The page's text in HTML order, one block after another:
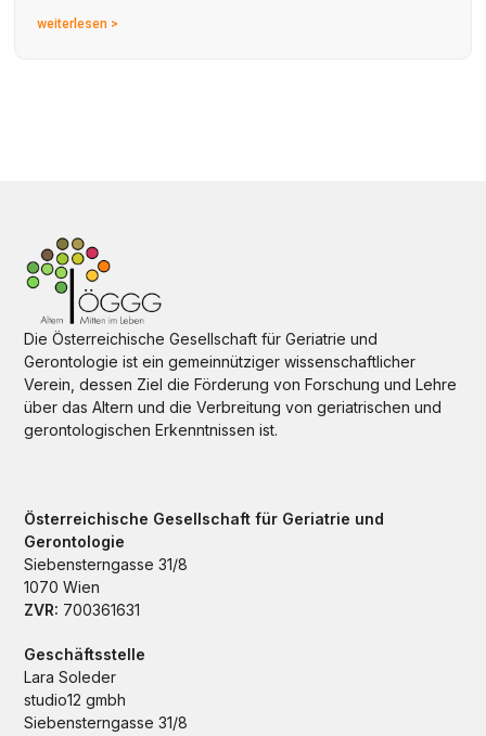
weiterlesen >
Die Österreichische Gesellschaft für Geriatrie und
Gerontologie ist ein gemeinnütziger wissenschaftlicher
Verein, dessen Ziel die Förderung von Forschung und Lehre
über das Altern und die Verbreitung von geriatrischen und
gerontologischen Erkenntnissen ist.
Österreichische Gesellschaft für Geriatrie und
Gerontologie
Siebensterngasse 31/8
1070 Wien
ZVR: 700361631
Geschäftsstelle
Lara Soleder
studio12 gmbh
Siebensterngasse 31/8